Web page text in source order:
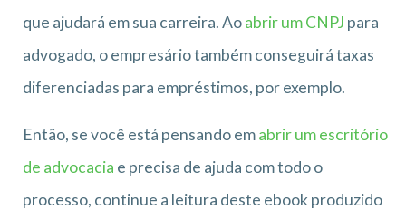
que ajudará em sua carreira. Aoabrir um CNPJ para
advogado, o empresário também conseguirá taxas
diferenciadas para empréstimos, por exemplo.
Então, se você está pensando emabrir um escritório
de advocacia e precisa de ajuda com todo o
processo, continue a leitura deste ebook produzido